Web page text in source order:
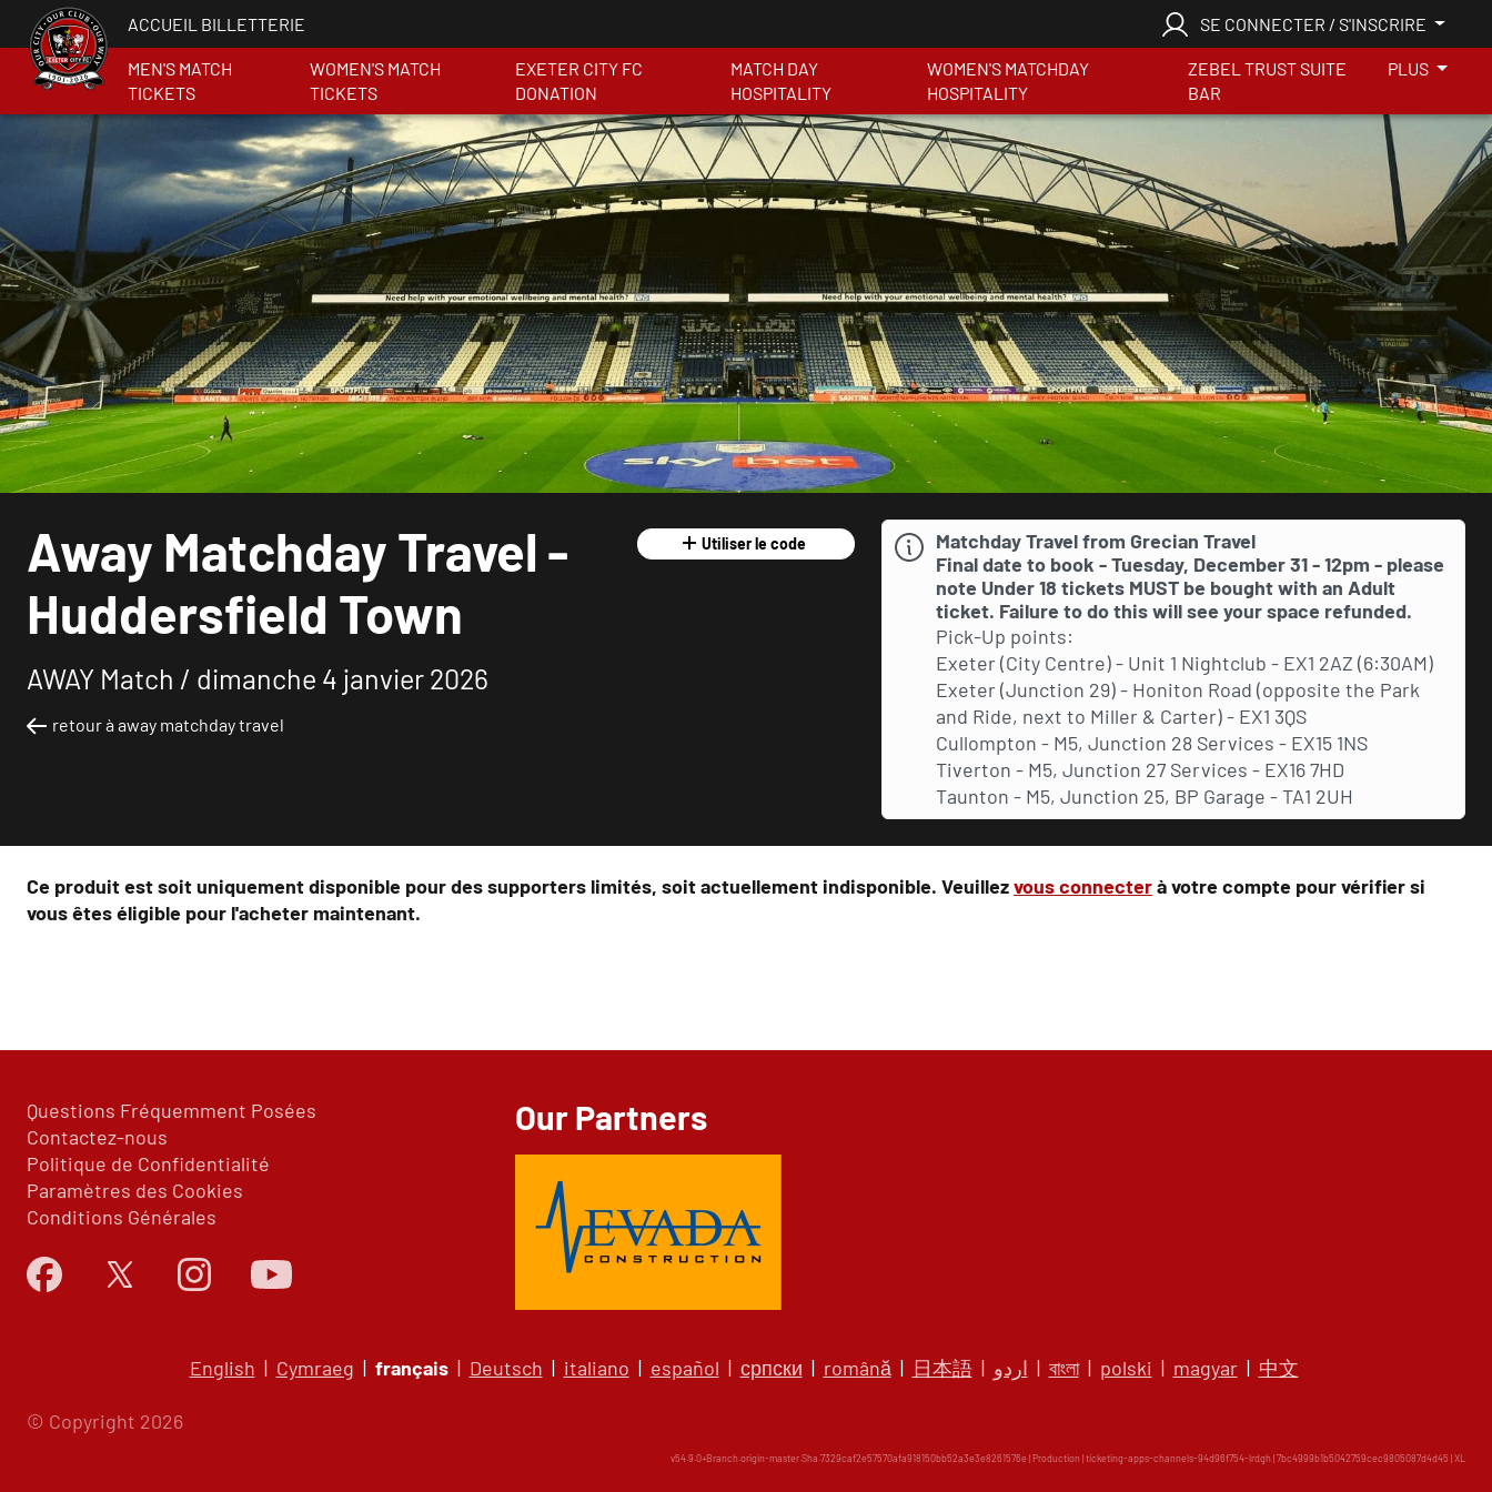
ACCUEIL BILLETTERIE SE CONNECTER / S'INSCRIRE
MEN'S MATCH
TICKETS
WOMEN'S MATCH
TICKETS
EXETER CITY FC
DONATION
MATCH DAY
HOSPITALITY
WOMEN'S MATCHDAY
HOSPITALITY
ZEBEL TRUST SUITE
BAR
PLUS
Away Matchday Travel -
Huddersfield Town
AWAY Match / dimanche 4 janvier 2026
retour à away matchday travel
Utiliser le code
Matchday Travel from Grecian Travel
Final date to book - Tuesday, December 31 - 12pm - please
note Under 18 tickets MUST be bought with an Adult
ticket. Failure to do this will see your space refunded.
Pick-Up points:
Exeter (City Centre) - Unit 1 Nightclub - EX1 2AZ (6:30AM)
Exeter (Junction 29) - Honiton Road (opposite the Park
and Ride, next to Miller & Carter) - EX1 3QS
Cullompton - M5, Junction 28 Services - EX15 1NS
Tiverton - M5, Junction 27 Services - EX16 7HD
Taunton - M5, Junction 25, BP Garage - TA1 2UH
Ce produit est soit uniquement disponible pour des supporters limités, soit actuellement indisponible. Veuillezvous connecterà votre compte pour vérifier si
vous êtes éligible pour l'acheter maintenant.
Questions Fréquemment Posées
Contactez-nous
Politique de Confidentialité
Paramètres des Cookies
Conditions Générales
Our Partners
English | Cymraeg | français| Deutsch | italiano | español | српски | română | 日本語| اردو | বাংলা| polski | magyar | 中文
© Copyright 2026
v54.9.0+Branch.origin-master.Sha.7329caf2e57570afa918150bb52a3e3e8261576e | Production | ticketing-apps-channels-94d96f754-lrdgh | 7bc4999b1b5042759cec9805087d4d45 | XL